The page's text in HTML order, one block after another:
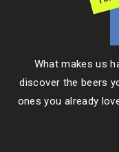
What makes us
discover the beers
ones you already